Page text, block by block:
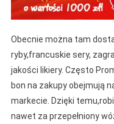
Obecnie można tam
ryby,francuskie sery,
jakości likiery. Często
bon na zakupy obejmują
markecie. Dzięki
nawet za przepełniony